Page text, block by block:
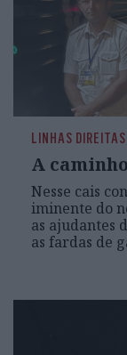
LINHAS DIREITAS
A
Nesse cais
iminente do
as ajudantes
as fardas de